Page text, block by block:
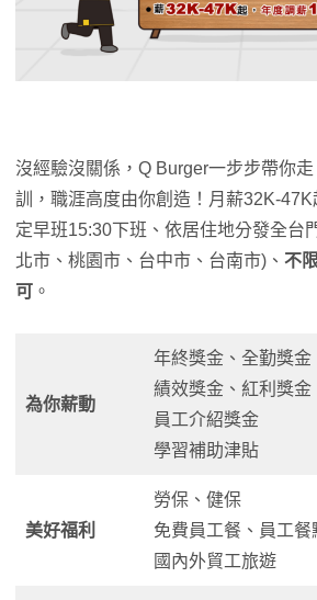
沒經驗沒關係，Q Burger一步步帶你
訓，職涯高度由你創造！月薪32K-47K
定早班15:30下班、依居住地分發全台
北市、桃園市、台中市、台南市)、 不
可 。
為你薪動
年終獎金、全勤獎金
績效獎金、紅利獎金
員工介紹獎金
學習補助津貼
美好福利
勞保、健保
免費員工餐、員工餐
國內外貿工旅遊